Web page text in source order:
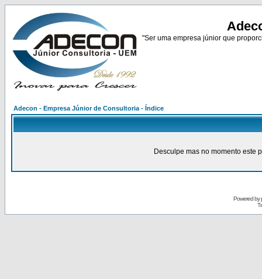
"Ser uma empresa júnior que
Adecon - Empresa Júnior de Consultoria - Índice
Desculpe mas no momento este
Powered by